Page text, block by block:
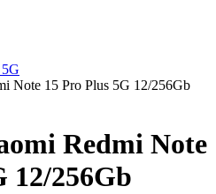
Note 15 Pro Plus 5G 12/256Gb
Redmi Note
12/256Gb